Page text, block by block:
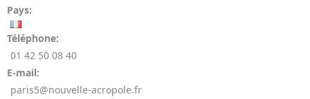
Pays:
Téléphone:
01 42 50 08 40
E-mail:
paris5@nouvelle-acropole.fr